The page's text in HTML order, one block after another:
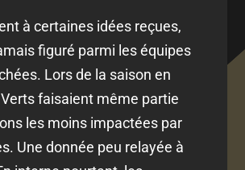
à certaines idées reçues,
figuré parmi les équipes
Lors de la saison en
faisaient même partie
les moins impactées par
Une donnée peu relayée à